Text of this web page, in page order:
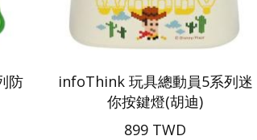
防
infoThink 玩具總動員5系列迷
你按鍵燈(胡迪)
899 TWD